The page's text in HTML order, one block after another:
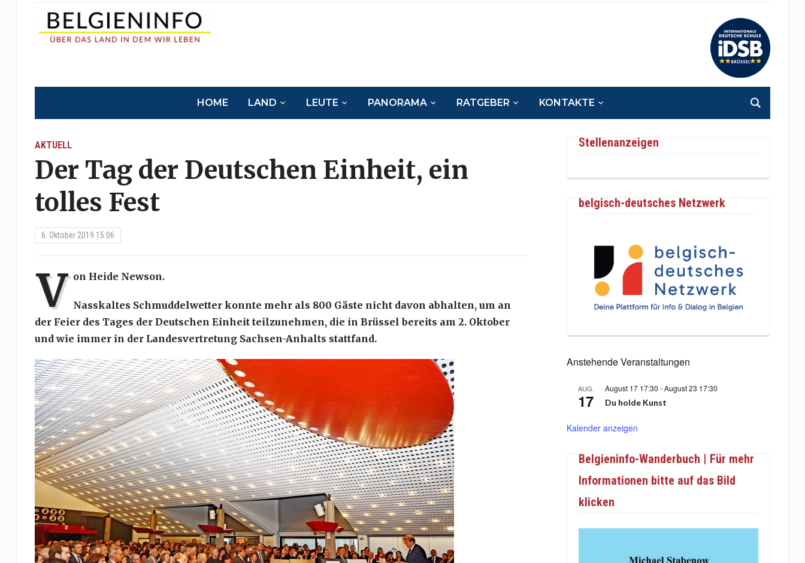
HOME LAND LEUTE PANORAMA RATGEBER KONTAKTE
AKTUELL
Der Tag der Deutschen Einheit, ein
tolles Fest
6. Oktober 2019 15:06
V on Heide Newson.
Nasskaltes Schmuddelwetter konnte mehr als 800 Gäste nicht davon abhalten, um an
der Feier des Tages der Deutschen Einheit teilzunehmen, die in Brüssel bereits am 2. Oktober
und wie immer in der Landesvertretung Sachsen-Anhalts stattfand.
Stellenanzeigen
belgisch-deutsches Netzwerk
Anstehende Veranstaltungen
AUG.
17
August 17 17:30 -August 23 17:30
Du holde Kunst
Kalender anzeigen
Belgieninfo-Wanderbuch | Für mehr
Informationen bitte auf das Bild
klicken